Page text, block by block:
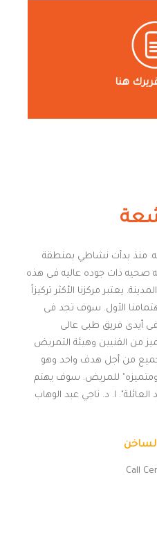
هنا
منذ بدأت نشاطي بمنطقة
صحيه ذات جوده عاليه فى هذه
يعتبر مركزنا الأكثر تركيزاً
الأول. سوف تجد فى
فى أيدى فريق طبى عالى
من الفنيين وهيئة التمريض
من أجل هدف واحد وهو
للمريض. سوف يهتم
العائلة". ا. د. ناجي عبد الوهاب